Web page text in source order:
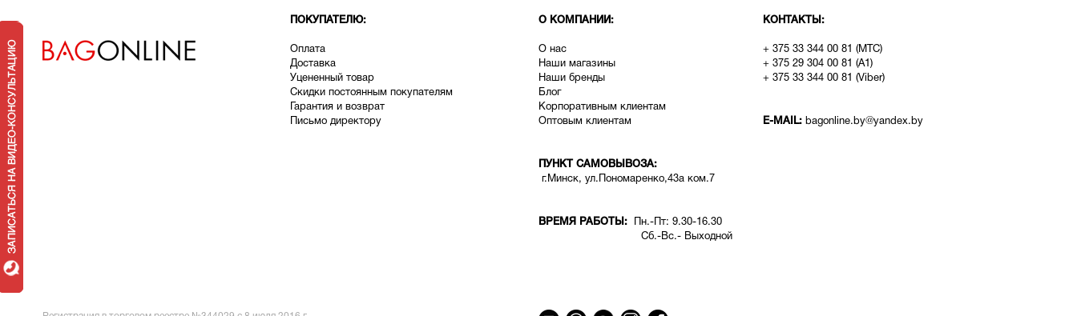
ПОКУПАТЕЛЮ:
Оплата
Доставка
Уцененный товар
Скидки постоянным покупателям
Гарантия и возврат
Письмо директору
О КОМПАНИИ:
О нас
Наши магазины
Наши бренды
Блог
Корпоративным клиентам
Оптовым клиентам
ПУНКТ САМОВЫВОЗА:
г.Минск, ул.Пономаренко,43а ком.7
ВРЕМЯ РАБОТЫ: Пн.-Пт: 9.30-16.30
Сб.-Вс.- Выходной
КОНТАКТЫ:
+ 375 33 344 00 81 (МТС)
+ 375 29 304 00 81 (A1)
+ 375 33 344 00 81 (Viber)
E-MAIL: bagonline.by@yandex.by